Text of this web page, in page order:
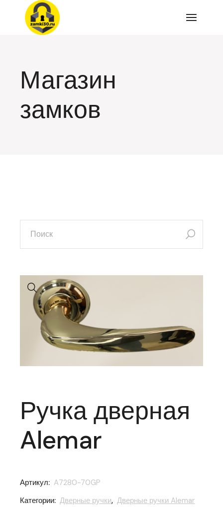
Перейти
содержимому
Магазин
замков
искать:
Ручка дверная
Alemar
Артикул: A7280-70GP
Категории: Дверные ручки, Дверные ручки Alemar